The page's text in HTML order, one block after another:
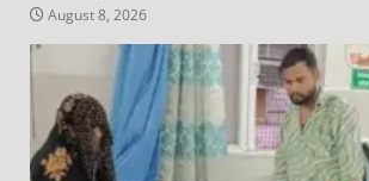
August 8, 2026